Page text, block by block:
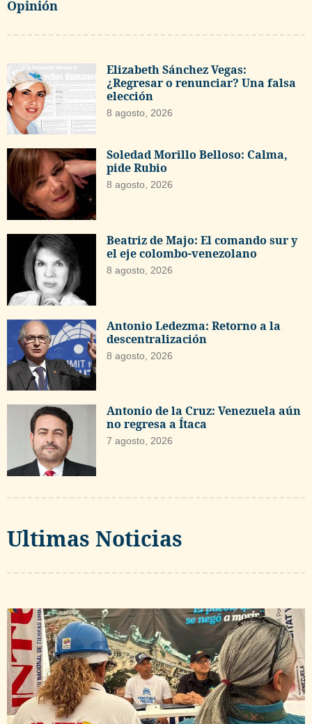
Opinión
Elizabeth Sánchez Vegas:
¿Regresar o renunciar? Una falsa
elección
8 agosto, 2026
Soledad Morillo Belloso: Calma,
pide Rubio
8 agosto, 2026
Beatriz de Majo: El comando sur y
el eje colombo-venezolano
8 agosto, 2026
Antonio Ledezma: Retorno a la
descentralización
8 agosto, 2026
Antonio de la Cruz: Venezuela aún
no regresa a Ítaca
7 agosto, 2026
Ultimas Noticias